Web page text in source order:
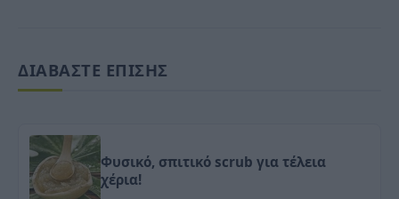
ΔΙΑΒΑΣΤΕ ΕΠΙΣΗΣ
Φυσικό, σπιτικό scrub για τέλεια
χέρια!